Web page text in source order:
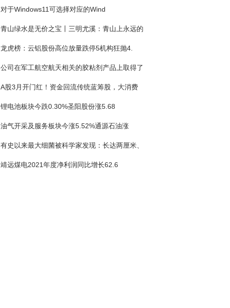
对于Windows11可选择对应的Wind
青山绿水是无价之宝丨三明尤溪：青山上永远的
龙虎榜：云铝股份高位放量跌停5机构狂抛4.
公司在军工航空航天相关的胶粘剂产品上取得了
A股3月开门红！资金回流传统蓝筹股，大消费
锂电池板块今跌0.30%圣阳股份涨5.68
油气开采及服务板块今涨5.52%通源石油涨
有史以来最大细菌被科学家发现：长达两厘米、
靖远煤电2021年度净利润同比增长62.6